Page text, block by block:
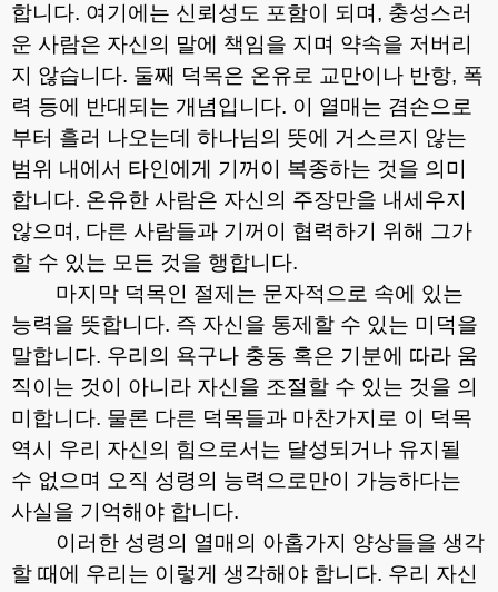
합니다. 여기에는 신뢰성도 포함이 되며 , 충성스러
운 사람은 자신의 말에 책임을 지며 약속을 저버리
지 않습니다. 둘째 덕목은 온유로 교만이나 반항, 폭
력 등에 반대되는 개념입니다. 이 열매는 겸손으로
부터 흘러 나오는데 하나님의 뜻에 거스르지 않는
범위 내에서 타인에게 기꺼이 복종하는 것을 의미
합니다. 온유한 사람은 자신의 주장만을 내세우지
않으며 , 다른 사람들과 기꺼이 협력하기 위해 그가
할 수 있는 모든 것을 행합니다.
마지막 덕목인 절제는 문자적으로 속에 있는
능력을 뜻합니다. 즉 자신을 통제할 수 있는 미덕을
말합니다. 우리의 욕구나 충동 혹은 기분에 따라 움
직이는 것이 아니라 자신을 조절할 수 있는 것을 의
미합니다. 물론 다른 덕목들과 마찬가지로 이 덕목
역시 우리 자신의 힘으로서는 달성되거나 유지될
수 없으며 오직 성령의 능력으로만이 가능하다는
사실을 기억해야 합니다.
이러한 성령의 열매의 아홉가지 양상들을 생각
할 때에 우리는 이렇게 생각해야 합니다. 우리 자신